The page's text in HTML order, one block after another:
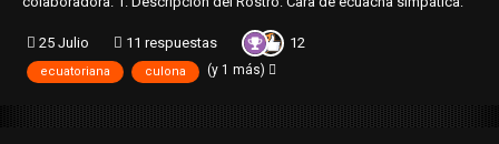
semi-gruesos, dientes del medio semi-separados y cabello castaño
oscuro lacio corto. Es sim...
25 Julio 11 respuestas 12
ecuatoriana culona (y 1 más)